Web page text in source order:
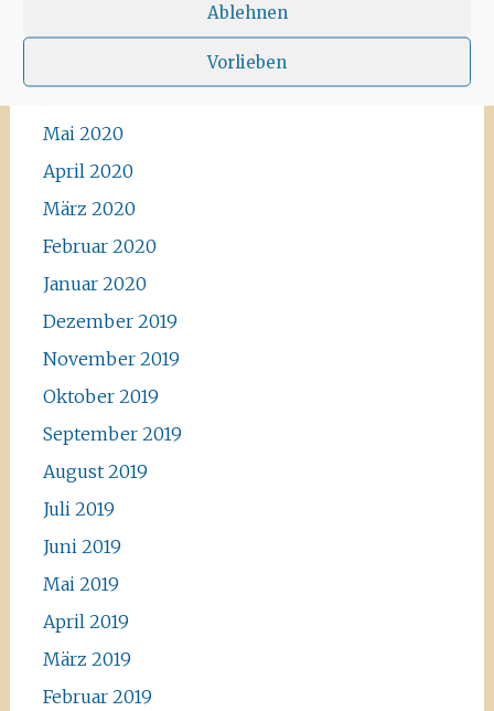
Ablehnen
Vorlieben
Archiv
Mai 2020
April 2020
März 2020
Februar 2020
Januar 2020
Dezember 2019
November 2019
Oktober 2019
September 2019
August 2019
Juli 2019
Juni 2019
Mai 2019
April 2019
März 2019
Februar 2019